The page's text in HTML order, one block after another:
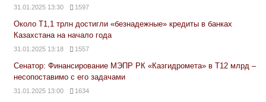
31.01.2025 13:30 1597
Около Т1,1 трлн достигли «безнадежные» кредиты в банках
Казахстана на начало года
31.01.2025 13:18 1557
Сенатор: Финансирование МЭПР РК «Казгидромета» в Т12 млрд –
несопоставимо с его задачами
31.01.2025 13:00 1634